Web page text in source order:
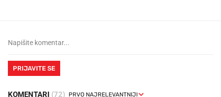
PRIJAVITE SE
KOMENTARI (72)